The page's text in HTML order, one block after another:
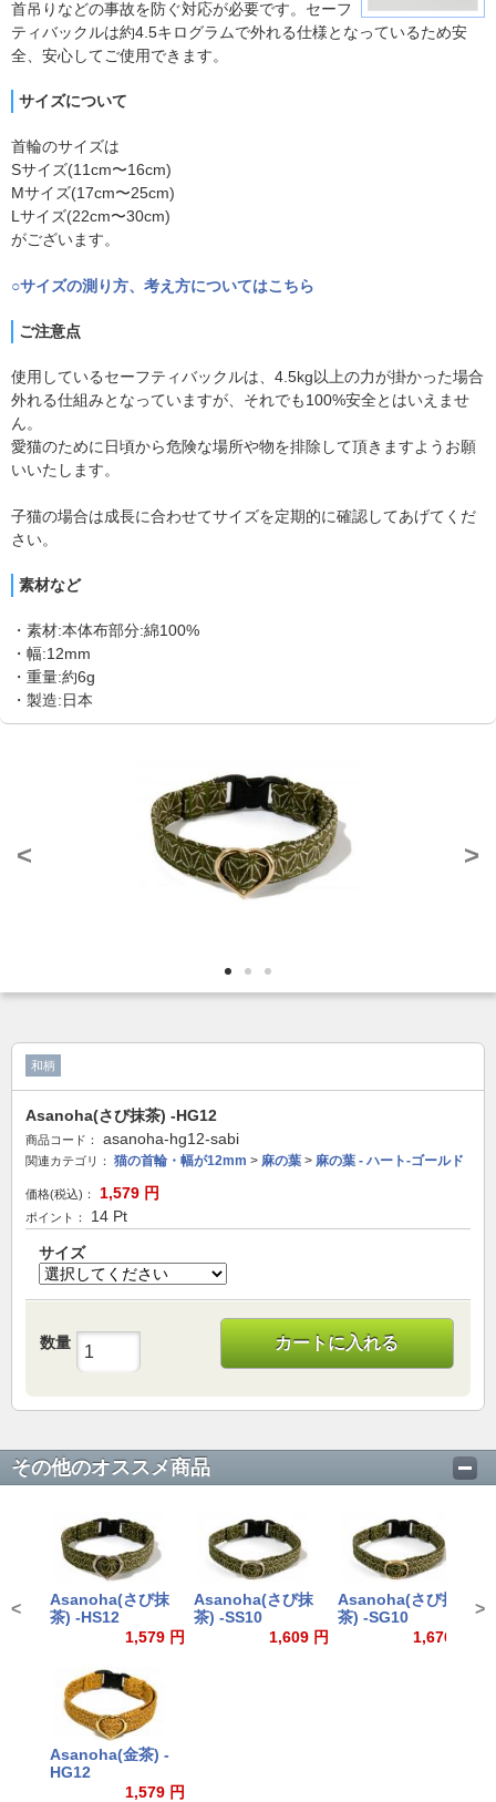
首吊りなどの事故を防ぐ対応が必要です。セーフ
ティバックルは約4.5キログラムで外れる仕様となっているため安
全、安心してご使用できます。
サイズについて
首輪のサイズは
Sサイズ(11cm〜16cm)
Mサイズ(17cm〜25cm)
Lサイズ(22cm〜30cm)
がございます。
○サイズの測り方、考え方についてはこちら
ご注意点
使用しているセーフティバックルは、4.5kg以上の力が掛かった場合
外れる仕組みとなっていますが、それでも100%安全とはいえませ
ん。
愛猫のために日頃から危険な場所や物を排除して頂きますようお願
いいたします。
子猫の場合は成長に合わせてサイズを定期的に確認してあげてくだ
さい。
素材など
・素材:本体布部分:綿100%
・幅:12mm
・重量:約6g
・製造:日本
< >
和柄
Asanoha(さび抹茶) -HG12
商品コード： asanoha-hg12-sabi
関連カテゴリ： 猫の首輪・幅が12mm > 麻の葉 > 麻の葉 - ハート-ゴールド
価格(税込)： 1,579 円
ポイント： 14 Pt
サイズ
数量 カートに入れる
その他のオススメ商品
Asanoha(さび抹
茶) -HS12
1,579 円
Asanoha(さび抹
茶) -SS10
1,609 円
Asanoha(さび抹
茶) -SG10
1,676 円
Asanoha(金茶) -
HG12
1,579 円
< >